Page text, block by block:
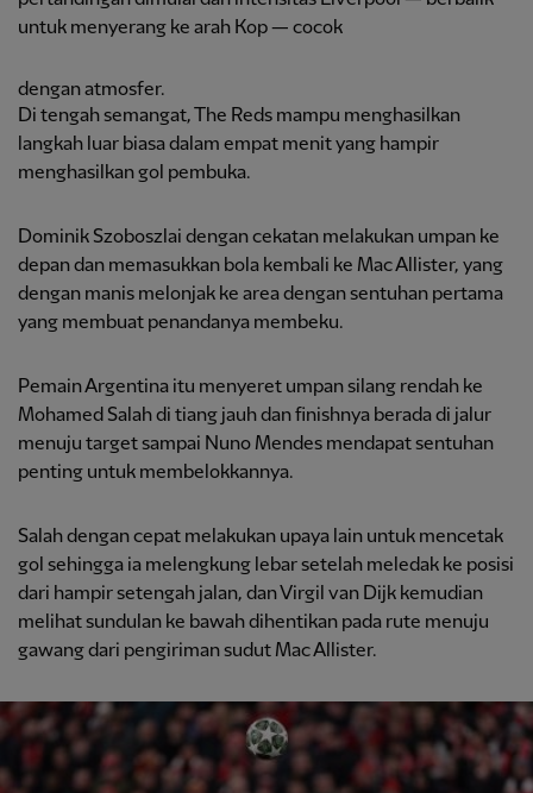
untuk menyerang ke arah Kop — cocok
dengan atmosfer.
Di tengah semangat, The Reds mampu menghasilkan
langkah luar biasa dalam empat menit yang hampir
menghasilkan gol pembuka.
Dominik Szoboszlai dengan cekatan melakukan umpan ke
depan dan memasukkan bola kembali ke Mac Allister, yang
dengan manis melonjak ke area dengan sentuhan pertama
yang membuat penandanya membeku.
Pemain Argentina itu menyeret umpan silang rendah ke
Mohamed Salah di tiang jauh dan finishnya berada di jalur
menuju target sampai Nuno Mendes mendapat sentuhan
penting untuk membelokkannya.
Salah dengan cepat melakukan upaya lain untuk mencetak
gol sehingga ia melengkung lebar setelah meledak ke posisi
dari hampir setengah jalan, dan Virgil van Dijk kemudian
melihat sundulan ke bawah dihentikan pada rute menuju
gawang dari pengiriman sudut Mac Allister.